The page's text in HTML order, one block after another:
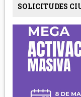
SOLICITUDES